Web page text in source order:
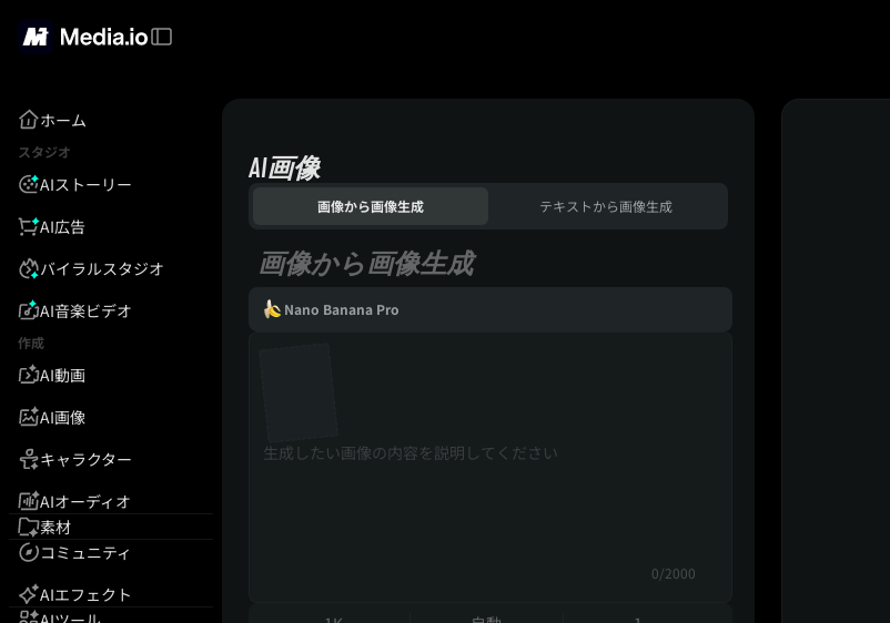
ホーム
スタジオ
AIストーリー
AI広告
バイラルスタジオ
AI音楽ビデオ
作成
AI動画
AI画像
キャラクター
AIオーディオ
素材
コミュニティ
AIエフェクト
AI画像
画像から画像生成 テキストから画像生成
画像から画像生成
Nano Banana Pro
0/2000